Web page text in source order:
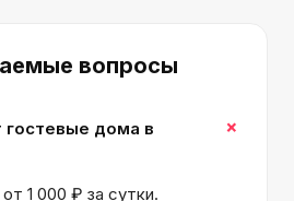
вопросы
гостевые дома в
+
1 000 ₽ за сутки.